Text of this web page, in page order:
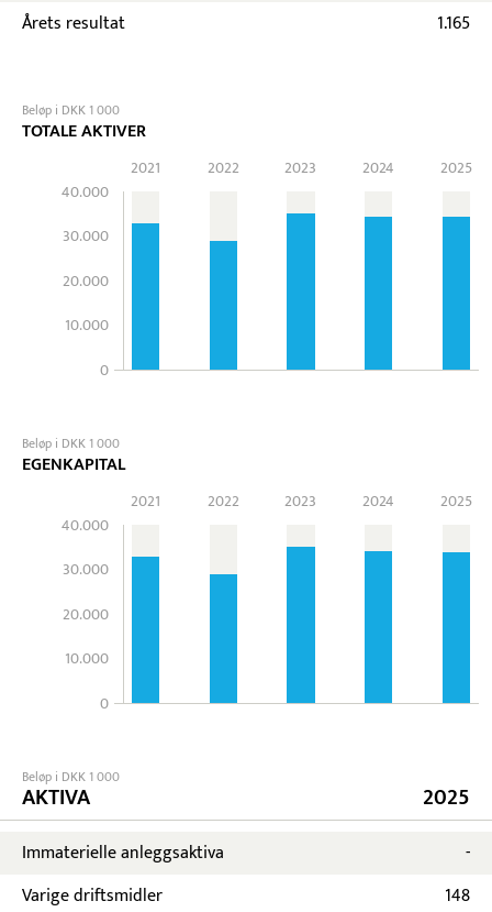
Årets resultat
1.165
Beløp i DKK 1 000
TOTALE AKTIVER
40.000
30.000
20.000
10.000
0
2021 2022 2023 2024 2025
Beløp i DKK 1 000
EGENKAPITAL
40.000
30.000
20.000
10.000
0
2021 2022 2023 2024 2025
Beløp i DKK 1 000
AKTIVA 2025
Immaterielle anleggsaktiva
-
Varige driftsmidler
148